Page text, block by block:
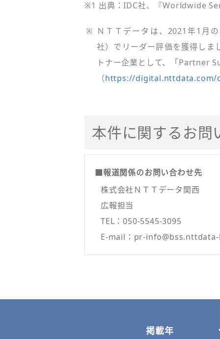
※1 出典：IDC社、『Worldwide
※ ＮＴＴデータは、2021年1月
社）でリーダー評価を獲得しま
トナー企業として、「Partner
（https://
本件に関するお問
■報道関係のお問い合わせ先
株式会社ＮＴＴデータ関西
広報担当
TEL：050-5545-3095
E-mail：pr-
掲載年